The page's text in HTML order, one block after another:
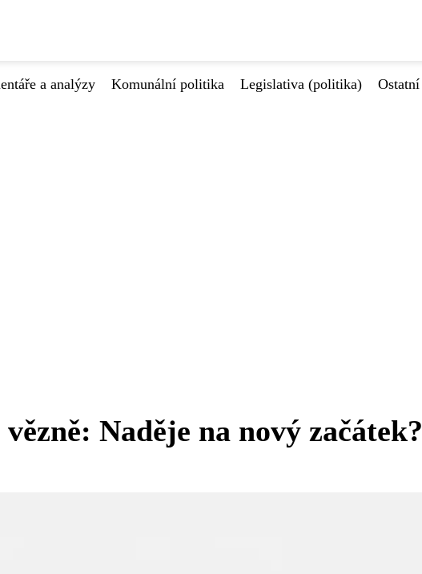
a analýzy Komunální politika Legislativa (politika) Ostatní
Naděje na nový začátek?